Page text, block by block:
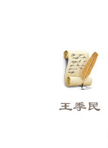
王季民